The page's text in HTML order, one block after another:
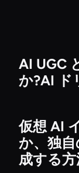
AI UGC
か?AI ド
仮想 AI
か、独
成する